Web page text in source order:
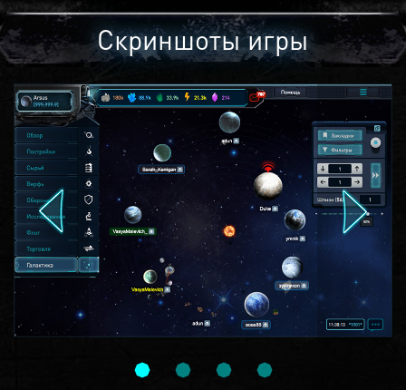
Скриншоты игры